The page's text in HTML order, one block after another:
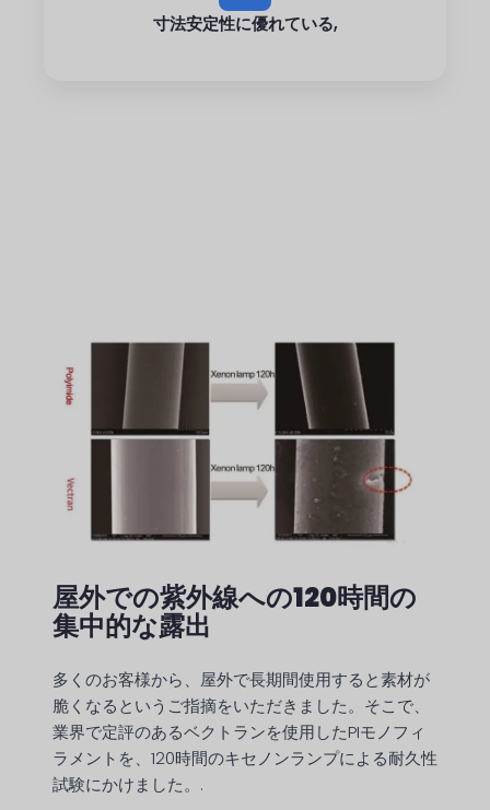
寸法安定性に優れている,
屋外での紫外線への120時間の
集中的な露出
多くのお客様から、屋外で長期間使用すると素材が
脆くなるというご指摘をいただきました。そこで、
業界で定評のあるベクトランを使用したPIモノフィ
ラメントを、120時間のキセノンランプによる耐久性
試験にかけました。.